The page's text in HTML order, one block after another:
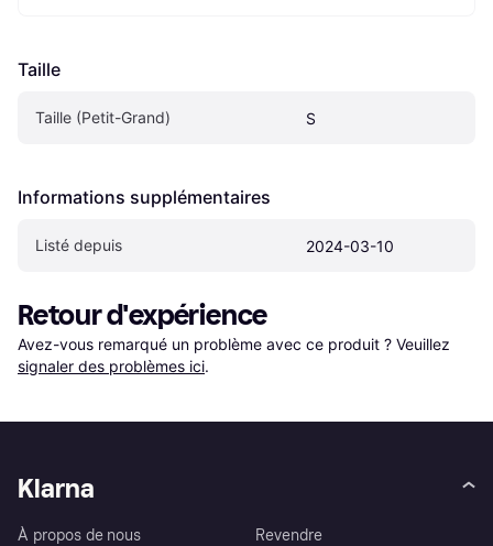
Taille
Taille (Petit-Grand) S
Informations supplémentaires
Listé depuis 2024-03-10
Retour d'expérience
Avez-vous remarqué un problème avec ce produit ? Veuillez
signaler des problèmes ici.
Klarna
À propos de nous
Revendre